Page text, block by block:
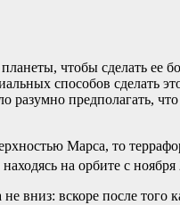
чтобы сделать ее
способов сделать
предполагать,
Марса, то
на орбите с ноября
вниз: вскоре после того